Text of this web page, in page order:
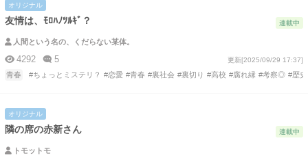
オリジナル
友情は、ﾓﾛﾊﾉﾂﾙｷﾞ？ 連載中
人間という名の、くだらない某体。
4292 5 更新[2025/09/29 17:37]
青春 #ちょっとミステリ？ #恋愛 #青春 #裏社会 #裏切り #高校 #腐れ縁 #考察◎ #歴史
オリジナル
隣の席の赤新さん 連載中
トモットモ